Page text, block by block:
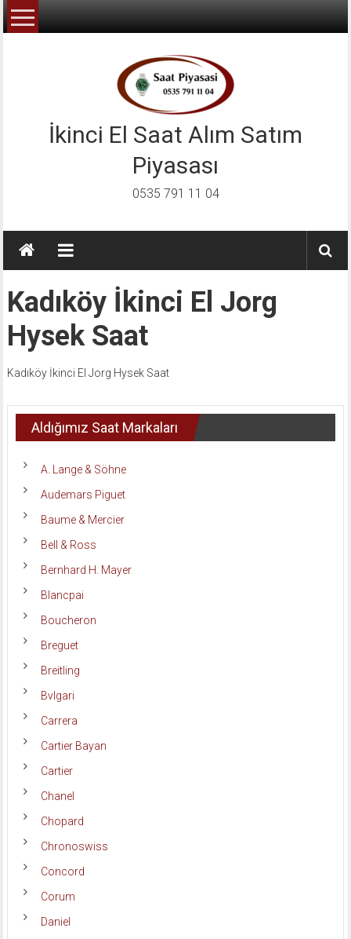
İçeriğe
geç
İkinci El Saat Alım Satım
Piyasası
0535 791 11 04
Kadıköy İkinci El Jorg
Hysek Saat
Kadıköy İkinci El Jorg Hysek Saat
Aldığımız Saat Markaları
A. Lange & Söhne
Audemars Piguet
Baume & Mercier
Bell & Ross
Bernhard H. Mayer
Blancpai
Boucheron
Breguet
Breitling
Bvlgari
Carrera
Cartier Bayan
Cartier
Chanel
Chopard
Chronoswiss
Concord
Corum
Daniel